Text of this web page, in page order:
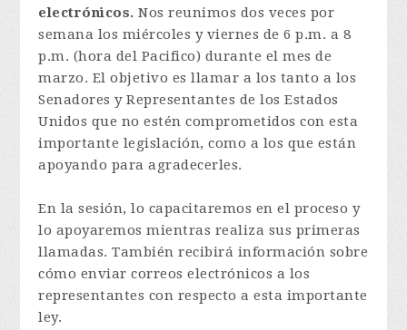
electrónicos. Nos reunimos dos veces por
semana los miércoles y viernes de 6 p.m. a 8
p.m. (hora del Pacifico) durante el mes de
marzo. El objetivo es llamar a los tanto a los
Senadores y Representantes de los Estados
Unidos que no estén comprometidos con esta
importante legislación, como a los que están
apoyando para agradecerles.
En la sesión, lo capacitaremos en el proceso y
lo apoyaremos mientras realiza sus primeras
llamadas. También recibirá información sobre
cómo enviar correos electrónicos a los
representantes con respecto a esta importante
ley.